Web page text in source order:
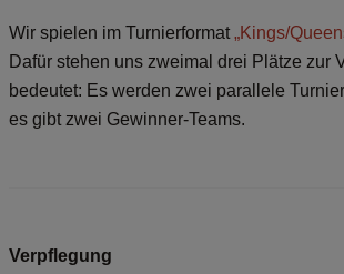
Wir spielen im Turnierformat „Kings/
Dafür stehen uns zweimal drei Plätze zur
bedeutet: Es werden zwei parallele
es gibt zwei Gewinner-Teams.
Verpflegung